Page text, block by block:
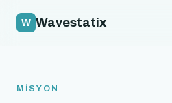
Wavestatix
Güvenlik politikası
MİSYON